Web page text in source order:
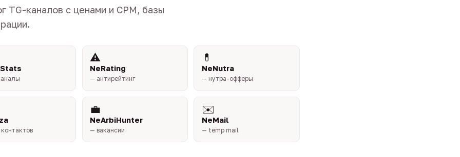
TG-каналов с ценами и CPM, базы
⚠️
NeRating
— антирейтинг
💊
NeNutra
— нутра-офферы
💼
NeArbiHunter
— вакансии
✉️
NeMail
— temp mail